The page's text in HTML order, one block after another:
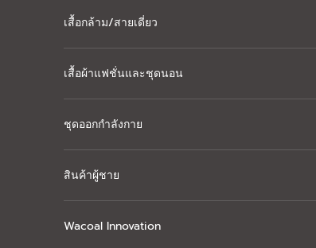
เสื้อกล้าม/สายเดี่ยว
เสื้อผ้าแฟชั่นและชุดนอน
ชุดออกกำลังกาย
สินค้าผู้ชาย
Wacoal Innovation